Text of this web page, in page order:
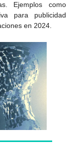
Ejemplos como
para publicidad
en 2024.